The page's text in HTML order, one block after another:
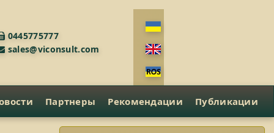
0445775777
sales@viconsult.com
Партнеры Рекомендации Публикации